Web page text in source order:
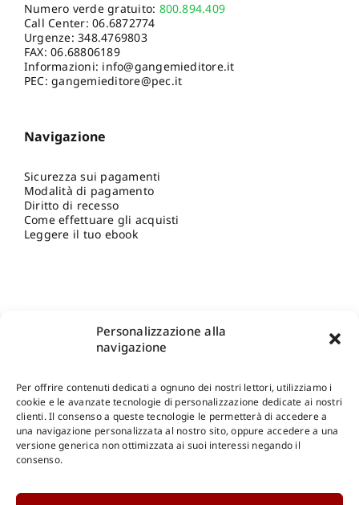
Personalizzazione alla
navigazione
Per offrire contenuti dedicati a ognuno dei nostri lettori, utilizziamo i
cookie e le avanzate tecnologie di personalizzazione dedicate ai nostri
clienti. Il consenso a queste tecnologie le permetterà di accedere a
una navigazione personalizzata al nostro sito, oppure accedere a una
versione generica non ottimizzata ai suoi interessi negando il
consenso.
Numero verde gratuito: 800.894.409
Call Center:06.6872774
Urgenze:348.4769803
FAX: 06.68806189
Informazioni: info@gangemieditore.it
PEC: gangemieditore@pec.it
Navigazione
Sicurezza sui pagamenti
Modalità di pagamento
Diritto di recesso
Come effettuare gli acquisti
Leggere il tuo ebook
Shop Gangemi Editore-Pagamenti Sicuri e anche Rateali